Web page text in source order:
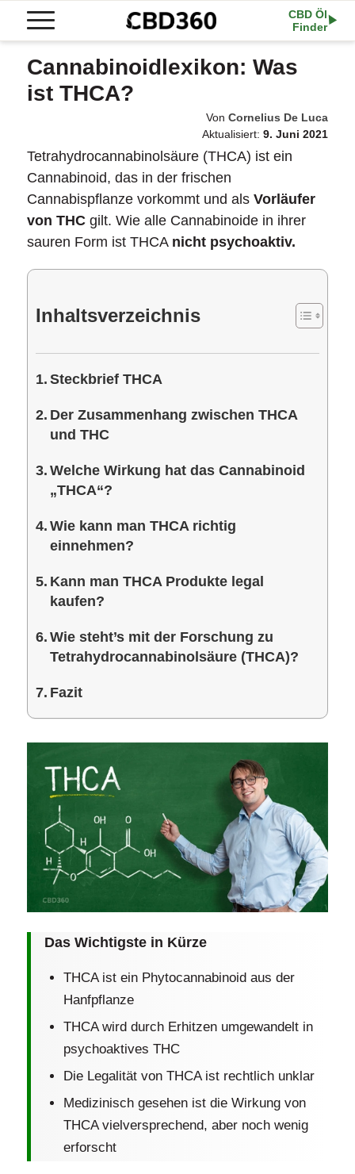
CBD Öl
Finder
Cannabinoidlexikon: Was
ist THCA?
VonCornelius De Luca
Aktualisiert:9. Juni 2021
Tetrahydrocannabinolsäure (THCA) ist ein
Cannabinoid, das in der frischen
Cannabispflanze vorkommt und als Vorläufer
von THCgilt. Wie alle Cannabinoide in ihrer
sauren Form ist THCA nicht psychoaktiv.
Inhaltsverzeichnis
Steckbrief THCA
Der Zusammenhang zwischen THCA
und THC
Welche Wirkung hat das Cannabinoid
„THCA“?
Wie kann man THCA richtig
einnehmen?
Kann man THCA Produkte legal
kaufen?
Wie steht’s mit der Forschung zu
Tetrahydrocannabinolsäure (THCA)?
Fazit
Das Wichtigste in Kürze
THCA ist ein Phytocannabinoid aus der
Hanfpflanze
THCA wird durch Erhitzen umgewandelt in
psychoaktives THC
Die Legalität von THCA ist rechtlich unklar
Medizinisch gesehen ist die Wirkung von
THCA vielversprechend, aber noch wenig
erforscht